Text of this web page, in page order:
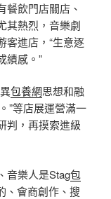
餐飲門店關店、
其熱烈，音樂劇
客進店，“生意逐
績感。”
包養網思想和融
”等店展運營滿一
判，再摸索進級
音樂人是Stag包
、會商創作、搜